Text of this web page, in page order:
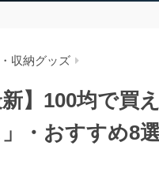
収納グッズ
新】100均で買
・おすすめ8